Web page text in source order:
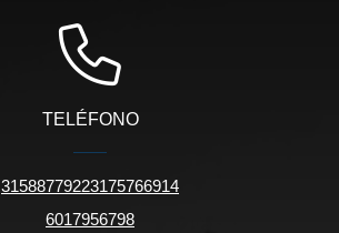
TELÉFONO
31588779223175766914
6017956798